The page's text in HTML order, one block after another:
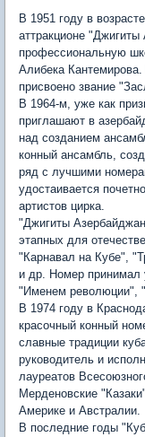
В 1951 году в
аттракционе
профессиональную
Алибека
присвоено звание
В 1964-м, уже как
приглашают в
над созданием
конный ансамбль,
ряд с лучшими
удостаивается
артистов цирка.
"Джигиты
этапных для
"Карнавал на Кубе",
и др. Номер принимал
"Именем революции",
В 1974 году в
красочный конный
славные традиции
руководитель и
лауреатов
Мерденовские
Америке и Австралии.
В последние годы